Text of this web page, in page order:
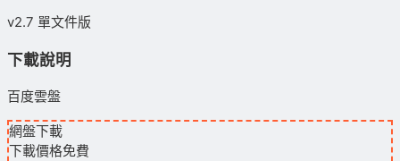
v2.7 單文件版
下載說明
百度雲盤
網盤下載
下載價格免費